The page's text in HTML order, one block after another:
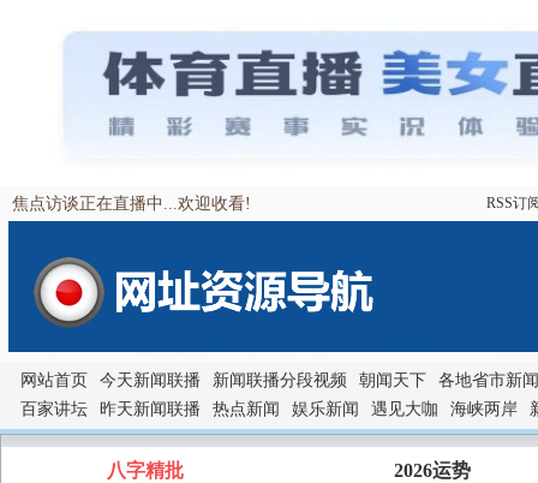
焦点访谈正在直播中...欢迎收看! RSS订
网站首页 今天新闻联播 新闻联播分段视频 朝闻天下
各地省市新
百家讲坛
昨天新闻联播 热点新闻 娱乐新闻 遇见大咖 海峡两岸
八字精批 2026运势